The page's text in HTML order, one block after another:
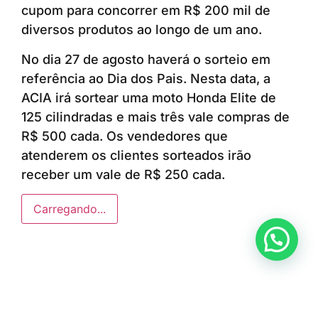
cupom para concorrer em R$ 200 mil de
diversos produtos ao longo de um ano.
No dia 27 de agosto haverá o sorteio em
referência ao Dia dos Pais. Nesta data, a
ACIA irá sortear uma moto Honda Elite de
125 cilindradas e mais três vale compras de
R$ 500 cada. Os vendedores que
atenderem os clientes sorteados irão
receber um vale de R$ 250 cada.
Carregando...